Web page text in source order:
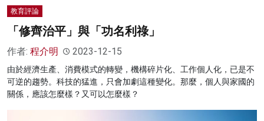
教育評論
「修齊治平」與「功名利祿」
作者: 程介明 2023-12-15
由於經濟生產、消費模式的轉變，機構碎片化、工作個人化，已是不
可逆的趨勢。科技的猛進，只會加劇這種變化。那麼，個人與家國的
關係，應該怎麼樣？又可以怎麼樣？